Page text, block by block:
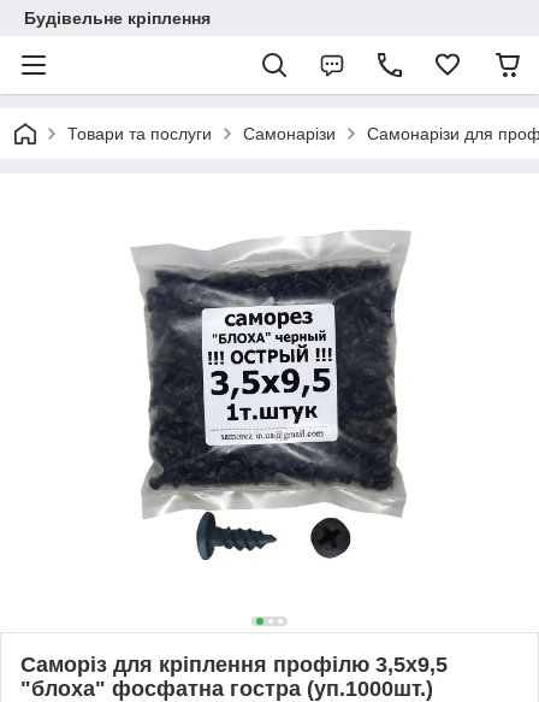
Будівельне кріплення
Товари та послуги Самонарізи Самонарізи для
Саморіз для кріплення профілю 3,5х9,5
"блоха" фосфатна гостра (уп.1000шт.)